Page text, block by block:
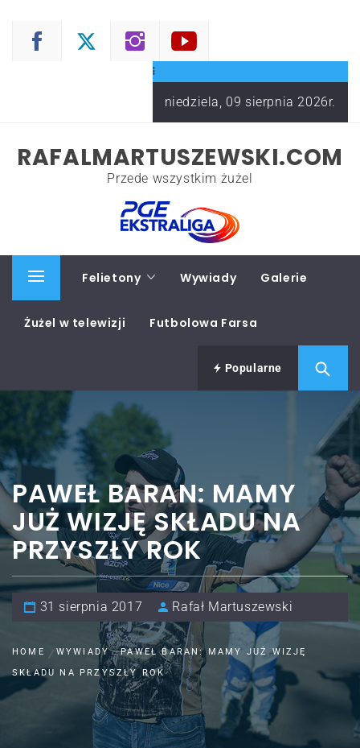
niedziela, 09 sierpnia 2026r.
RAFALMARTUSZEWSKI.COM
Przede wszystkim żużel
Primary
Start Felietony Wywiady Galerie
Żużel w telewizji Futbolowa Farsa
Popularne
PAWEŁ BARAN: MAMY
JUŻ WIZJĘ SKŁADU NA
PRZYSZŁY ROK
31 sierpnia 2017 Rafał Martuszewski
HOME WYWIADY
PAWEŁ BARAN: MAMY JUŻ WIZJĘ
SKŁADU NA PRZYSZŁY ROK